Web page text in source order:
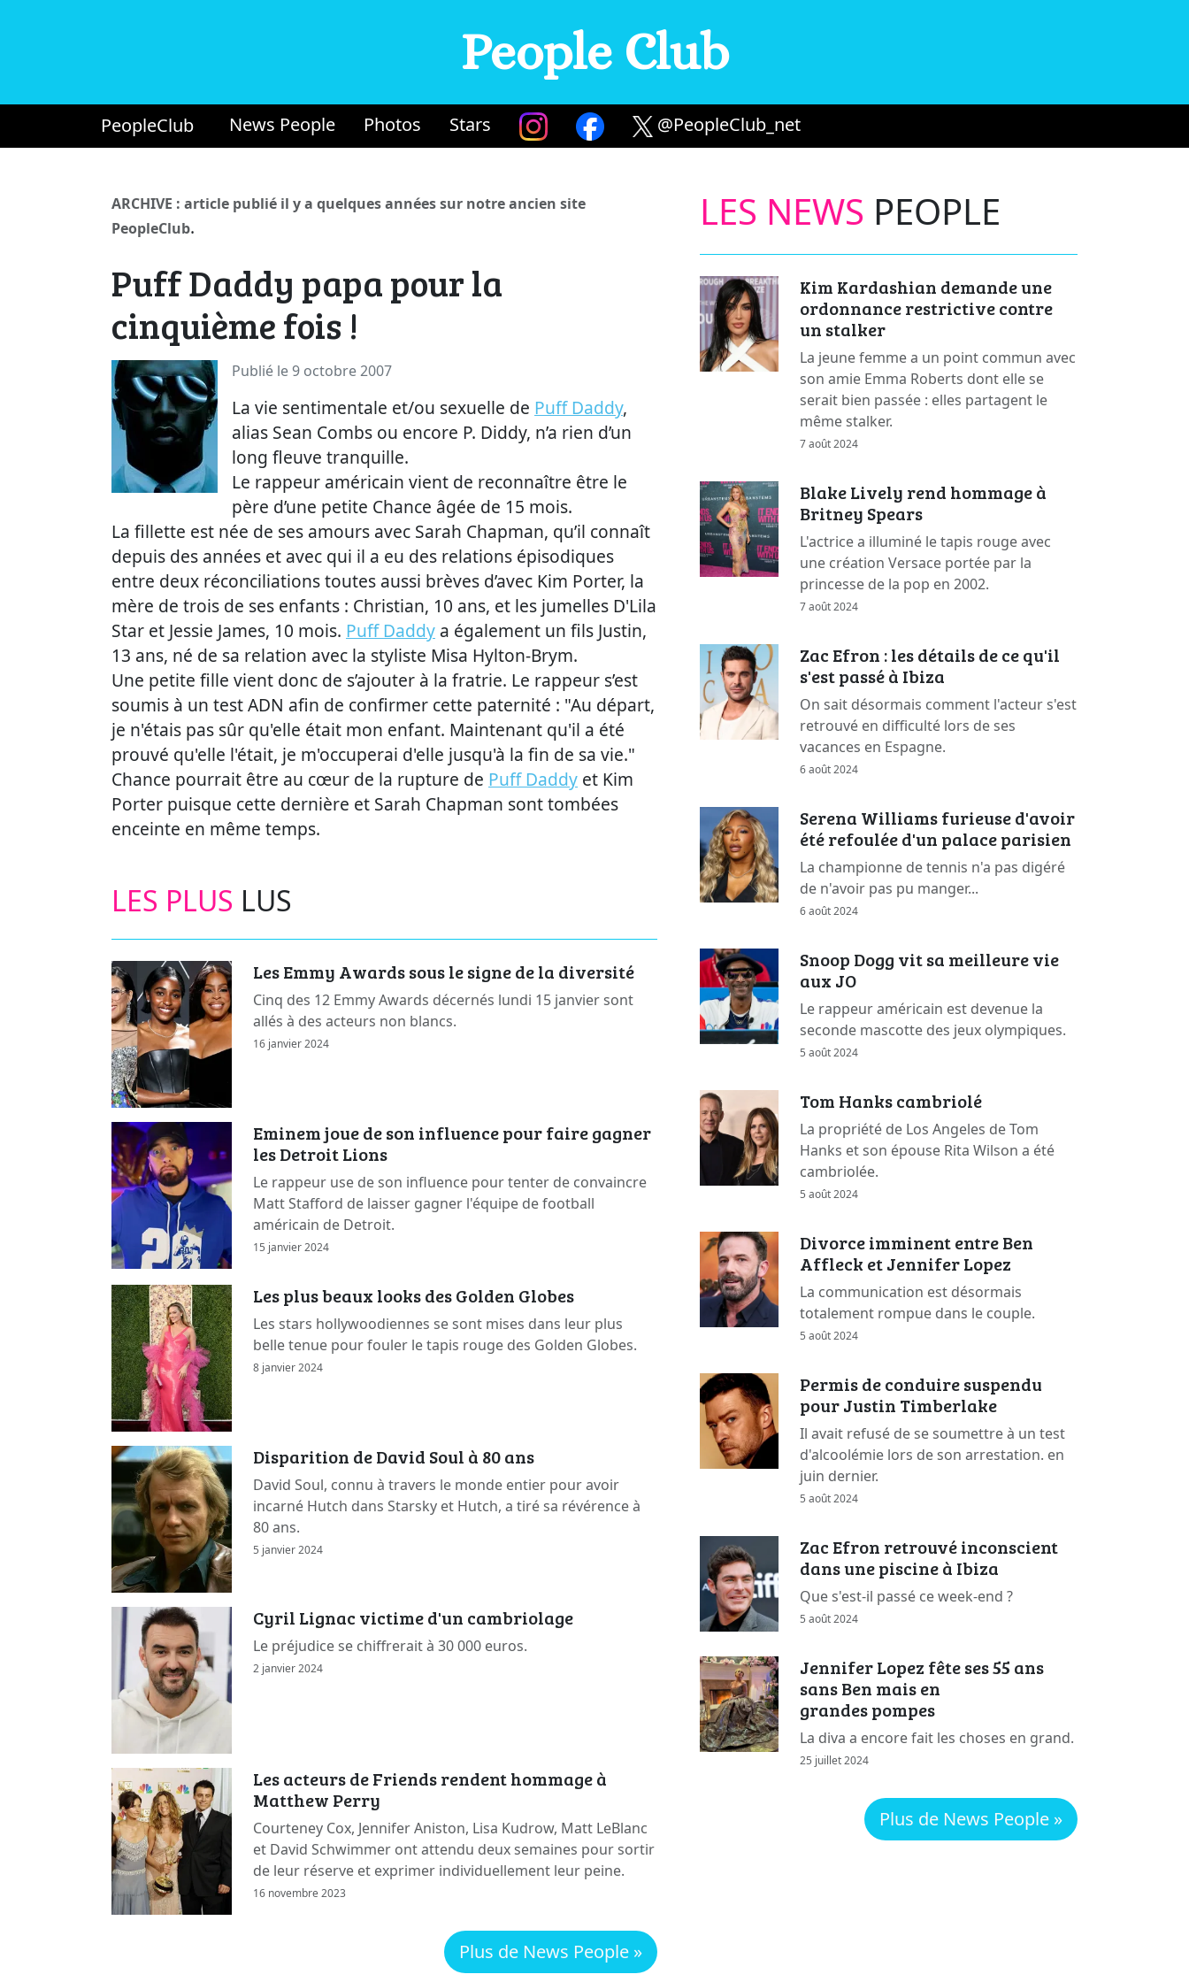
People Club
PeopleClub News People Photos Stars @PeopleClub_net
ARCHIVE : article publié il y a quelques années sur notre ancien site
PeopleClub.
Puff Daddy papa pour la
cinquième fois !
Publié le 9 octobre 2007
La vie sentimentale et/ou sexuelle de Puff Daddy,
alias Sean Combs ou encore P. Diddy, n’a rien d’un
long fleuve tranquille.
Le rappeur américain vient de reconnaître être le
père d’une petite Chance âgée de 15 mois.
La fillette est née de ses amours avec Sarah Chapman, qu’il connaît
depuis des années et avec qui il a eu des relations épisodiques
entre deux réconciliations toutes aussi brèves d’avec Kim Porter, la
mère de trois de ses enfants : Christian, 10 ans, et les jumelles D'Lila
Star et Jessie James, 10 mois. Puff Daddy a également un fils Justin,
13 ans, né de sa relation avec la styliste Misa Hylton-Brym.
Une petite fille vient donc de s’ajouter à la fratrie. Le rappeur s’est
soumis à un test ADN afin de confirmer cette paternité : "Au départ,
je n'étais pas sûr qu'elle était mon enfant. Maintenant qu'il a été
prouvé qu'elle l'était, je m'occuperai d'elle jusqu'à la fin de sa vie."
Chance pourrait être au cœur de la rupture de Puff Daddy et Kim
Porter puisque cette dernière et Sarah Chapman sont tombées
enceinte en même temps.
LES PLUS LUS
Les Emmy Awards sous le signe de la diversité
Cinq des 12 Emmy Awards décernés lundi 15 janvier sont
allés à des acteurs non blancs.
16 janvier 2024
Eminem joue de son influence pour faire gagner
les Detroit Lions
Le rappeur use de son influence pour tenter de convaincre
Matt Stafford de laisser gagner l'équipe de football
américain de Detroit.
15 janvier 2024
Les plus beaux looks des Golden Globes
Les stars hollywoodiennes se sont mises dans leur plus
belle tenue pour fouler le tapis rouge des Golden Globes.
8 janvier 2024
Disparition de David Soul à 80 ans
David Soul, connu à travers le monde entier pour avoir
incarné Hutch dans Starsky et Hutch, a tiré sa révérence à
80 ans.
5 janvier 2024
Cyril Lignac victime d'un cambriolage
Le préjudice se chiffrerait à 30 000 euros.
2 janvier 2024
Les acteurs de Friends rendent hommage à
Matthew Perry
Courteney Cox, Jennifer Aniston, Lisa Kudrow, Matt LeBlanc
et David Schwimmer ont attendu deux semaines pour sortir
de leur réserve et exprimer individuellement leur peine.
16 novembre 2023
Plus de News People »
LES NEWS PEOPLE
Kim Kardashian demande une
ordonnance restrictive contre
un stalker
La jeune femme a un point commun avec
son amie Emma Roberts dont elle se
serait bien passée : elles partagent le
même stalker.
7 août 2024
Blake Lively rend hommage à
Britney Spears
L'actrice a illuminé le tapis rouge avec
une création Versace portée par la
princesse de la pop en 2002.
7 août 2024
Zac Efron : les détails de ce qu'il
s'est passé à Ibiza
On sait désormais comment l'acteur s'est
retrouvé en difficulté lors de ses
vacances en Espagne.
6 août 2024
Serena Williams furieuse d'avoir
été refoulée d'un palace parisien
La championne de tennis n'a pas digéré
de n'avoir pas pu manger...
6 août 2024
Snoop Dogg vit sa meilleure vie
aux JO
Le rappeur américain est devenue la
seconde mascotte des jeux olympiques.
5 août 2024
Tom Hanks cambriolé
La propriété de Los Angeles de Tom
Hanks et son épouse Rita Wilson a été
cambriolée.
5 août 2024
Divorce imminent entre Ben
Affleck et Jennifer Lopez
La communication est désormais
totalement rompue dans le couple.
5 août 2024
Permis de conduire suspendu
pour Justin Timberlake
Il avait refusé de se soumettre à un test
d'alcoolémie lors de son arrestation. en
juin dernier.
5 août 2024
Zac Efron retrouvé inconscient
dans une piscine à Ibiza
Que s'est-il passé ce week-end ?
5 août 2024
Jennifer Lopez fête ses 55 ans
sans Ben mais en
grandes pompes
La diva a encore fait les choses en grand.
25 juillet 2024
Plus de News People »